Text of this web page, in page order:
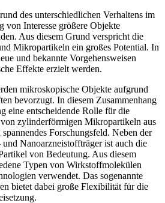
des unterschiedlichen Verhaltens im
Interesse größere Objekte
Aus diesem Grund verspricht die
Mikropartikeln ein großes Potential. In
und bekannte Vorgehensweisen
Effekte erzielt werden.
mikroskopische Objekte aufgrund
bevorzugt. In diesem Zusammenhang
eine entscheidende Rolle für die
zylinderförmigen Mikropartikeln aus
Forschungsfeld. Neben der
Nanoarzneistoffträger ist auch die
von Bedeutung. Aus diesem
Typen von Wirkstoffmolekülen
verwendet. Das sogenannte
bietet dabei große Flexibilität für die